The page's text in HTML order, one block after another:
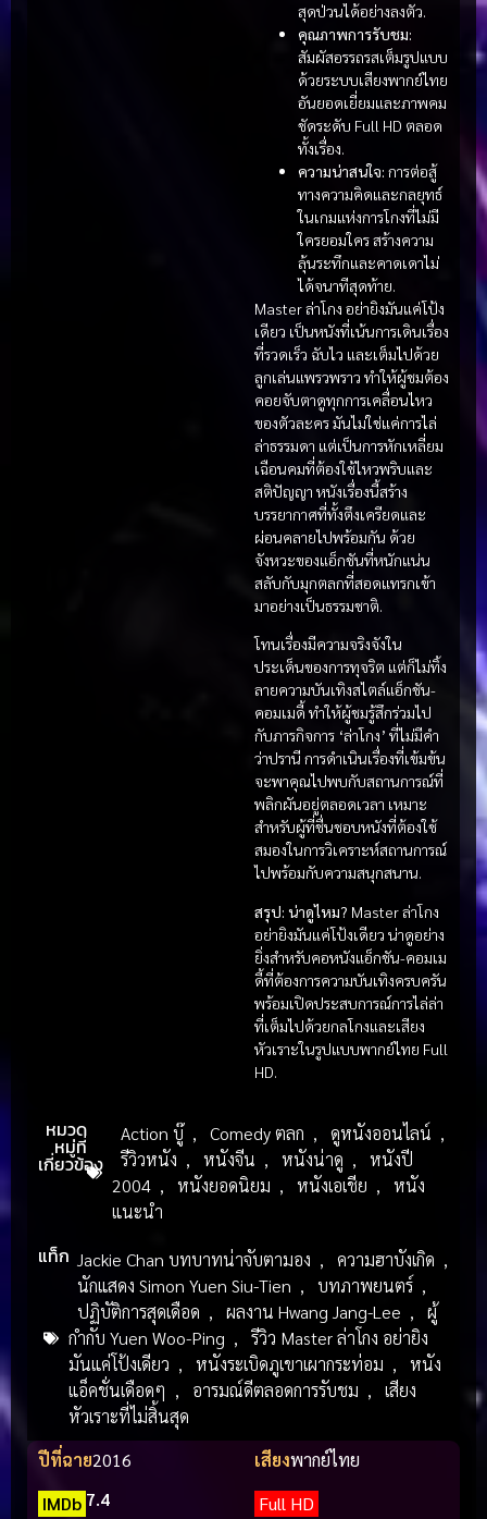
สุดป่วนได้อย่างลงตัว.
คุณภาพการรับชม:
สัมผัสอรรถรสเต็มรูปแบบ
ด้วยระบบเสียงพากย์ไทย
อันยอดเยี่ยมและภาพคม
ชัดระดับ Full HD ตลอด
ทั้งเรื่อง.
ความน่าสนใจ: การต่อสู้
ทางความคิดและกลยุทธ์
ในเกมแห่งการโกงที่ไม่มี
ใครยอมใคร สร้างความ
ลุ้นระทึกและคาดเดาไม่
ได้จนาทีสุดท้าย.
Master ล่าโกง อย่ายิงมันแค่โป้ง
เดียว เป็นหนังที่เน้นการเดินเรื่อง
ที่รวดเร็ว ฉับไว และเต็มไปด้วย
ลูกเล่นแพรวพราว ทำให้ผู้ชมต้อง
คอยจับตาดูทุกการเคลื่อนไหว
ของตัวละคร มันไม่ใช่แค่การไล่
ล่าธรรมดา แต่เป็นการหักเหลี่ยม
เฉือนคมที่ต้องใช้ไหวพริบและ
สติปัญญา หนังเรื่องนี้สร้าง
บรรยากาศที่ทั้งตึงเครียดและ
ผ่อนคลายไปพร้อมกัน ด้วย
จังหวะของแอ็กชันที่หนักแน่น
สลับกับมุกตลกที่สอดแทรกเข้า
มาอย่างเป็นธรรมชาติ.
โทนเรื่องมีความจริงจังใน
ประเด็นของการทุจริต แต่ก็ไม่ทิ้ง
ลายความบันเทิงสไตล์แอ็กชัน-
คอมเมดี้ ทำให้ผู้ชมรู้สึกร่วมไป
กับภารกิจการ ‘ล่าโกง’ ที่ไม่มีคำ
ว่าปรานี การดำเนินเรื่องที่เข้มข้น
จะพาคุณไปพบกับสถานการณ์ที่
พลิกผันอยู่ตลอดเวลา เหมาะ
สำหรับผู้ที่ชื่นชอบหนังที่ต้องใช้
สมองในการวิเคราะห์สถานการณ์
ไปพร้อมกับความสนุกสนาน.
สรุป: น่าดูไหม? Master ล่าโกง
อย่ายิงมันแค่โป้งเดียว น่าดูอย่าง
ยิ่งสำหรับคอหนังแอ็กชัน-คอมเม
ดี้ที่ต้องการความบันเทิงครบครัน
พร้อมเปิดประสบการณ์การไล่ล่า
ที่เต็มไปด้วยกลโกงและเสียง
หัวเราะในรูปแบบพากย์ไทย Full
HD.
หมวด
หมู่ที่
เกี่ยวข้อง
Action บู๊ , Comedy ตลก , ดูหนังออนไลน์ ,
รีวิวหนัง , หนังจีน , หนังน่าดู ,
หนังปี
2004 , หนังยอดนิยม , หนังเอเชีย ,
หนัง
แนะนำ
แท็ก Jackie Chan บทบาทน่าจับตามอง , ความฮาบังเกิด ,
นักแสดง Simon Yuen Siu-Tien , บทภาพยนตร์ ,
ปฏิบัติการสุดเดือด , ผลงาน Hwang Jang-Lee ,
ผู้
กำกับ Yuen Woo-Ping ,
รีวิว Master ล่าโกง อย่ายิง
มันแค่โป้งเดียว , หนังระเบิดภูเขาเผากระท่อม ,
หนัง
แอ็คชั่นเดือดๆ , อารมณ์ดีตลอดการรับชม ,
เสียง
หัวเราะที่ไม่สิ้นสุด
ปีที่ฉาย2016 เสียงพากย์ไทย
IMDb 7.4 Full HD